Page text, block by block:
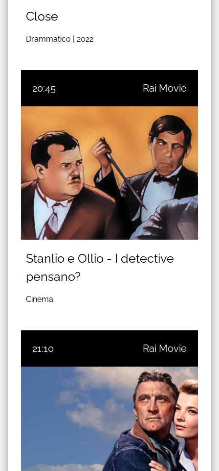
Close
Drammatico | 2022
20:45 Rai Movie
Stanlio e Ollio - I detective
pensano?
Cinema
21:10 Rai Movie